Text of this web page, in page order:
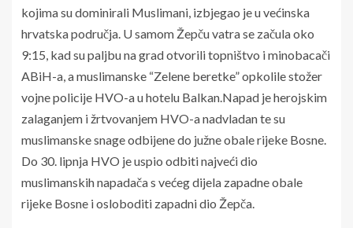
kojima su dominirali Muslimani, izbjegao je u većinska
hrvatska područja. U samom Žepču vatra se začula oko
9:15, kad su paljbu na grad otvorili topništvo i minobacači
ABiH-a, a muslimanske “Zelene beretke” opkolile stožer
vojne policije HVO-a u hotelu Balkan.Napad je herojskim
zalaganjem i žrtvovanjem HVO-a nadvladan te su
muslimanske snage odbijene do južne obale rijeke Bosne.
Do 30. lipnja HVO je uspio odbiti najveći dio
muslimanskih napadača s većeg dijela zapadne obale
rijeke Bosne i osloboditi zapadni dio Žepča.